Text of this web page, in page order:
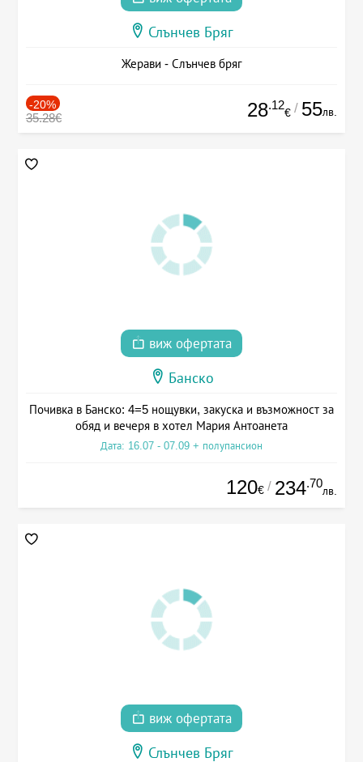
Слънчев Бряг
Жерави - Слънчев бряг
-20%
35.28€ 28.12
€ / 55лв.
виж офертата
Банско
Почивка в Банско: 4=5 нощувки, закуска и възможност за
обяд и вечеря в хотел Мария Антоанета
Дата: 16.07 - 07.09 + полупансион
120€ / 234.70
лв.
виж офертата
Слънчев Бряг